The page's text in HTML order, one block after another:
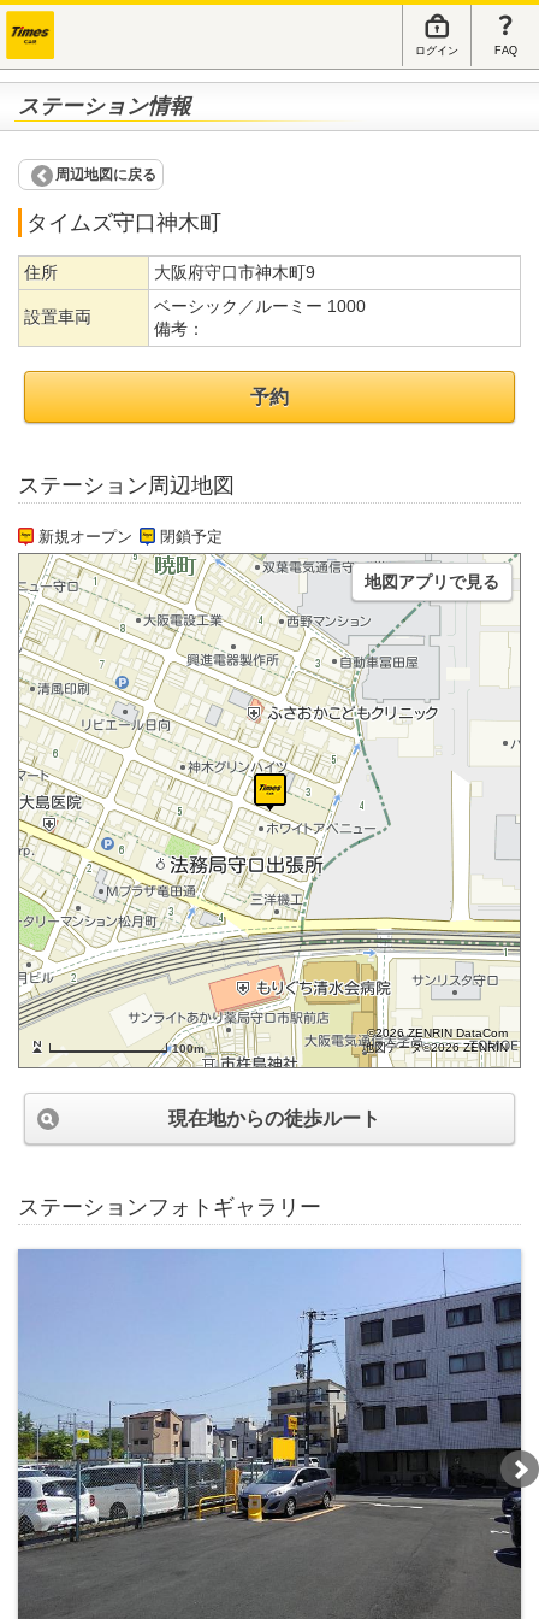
ログイン FAQ
ステーション情報
周辺地図に戻る
タイムズ守口神木町
住所 大阪府守口市神木町9
設置車両
ベーシック／ルーミー 1000
備考：
予約
ステーション周辺地図
新規オープン 閉鎖予定
100m
©2026 ZENRIN DataCom
地図データ©2026 ZENRIN
地図アプリで見る
現在地からの徒歩ルート
ステーションフォトギャラリー